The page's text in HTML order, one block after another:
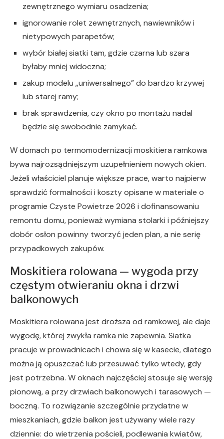
zewnętrznego wymiaru osadzenia;
ignorowanie rolet zewnętrznych, nawiewników i
nietypowych parapetów;
wybór białej siatki tam, gdzie czarna lub szara
byłaby mniej widoczna;
zakup modelu „uniwersalnego” do bardzo krzywej
lub starej ramy;
brak sprawdzenia, czy okno po montażu nadal
będzie się swobodnie zamykać.
W domach po termomodernizacji moskitiera ramkowa
bywa najrozsądniejszym uzupełnieniem nowych okien.
Jeżeli właściciel planuje większe prace, warto najpierw
sprawdzić formalności i koszty opisane w materiale o
programie Czyste Powietrze 2026 i dofinansowaniu
remontu domu, ponieważ wymiana stolarki i późniejszy
dobór osłon powinny tworzyć jeden plan, a nie serię
przypadkowych zakupów.
Moskitiera rolowana — wygoda przy
częstym otwieraniu okna i drzwi
balkonowych
Moskitiera rolowana jest droższa od ramkowej, ale daje
wygodę, której zwykła ramka nie zapewnia. Siatka
pracuje w prowadnicach i chowa się w kasecie, dlatego
można ją opuszczać lub przesuwać tylko wtedy, gdy
jest potrzebna. W oknach najczęściej stosuje się wersję
pionową, a przy drzwiach balkonowych i tarasowych —
boczną. To rozwiązanie szczególnie przydatne w
mieszkaniach, gdzie balkon jest używany wiele razy
dziennie: do wietrzenia pościeli, podlewania kwiatów,